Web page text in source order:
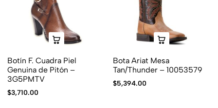
Botín F. Cuadra Piel
Genuina de Pitón –
3G5PMTV
$3,710.00
Bota Ariat Mesa
Tan/Thunder – 10053579
$5,394.00